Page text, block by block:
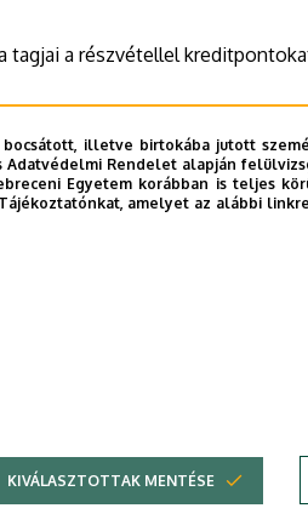
tagjai a részvétellel
illetve birtokába jutott
Adatvédelmi Rendelet alapján
Egyetem korábban is teljes
amelyet az alábbi
KIVÁLASZTOTTAK MENTÉSE